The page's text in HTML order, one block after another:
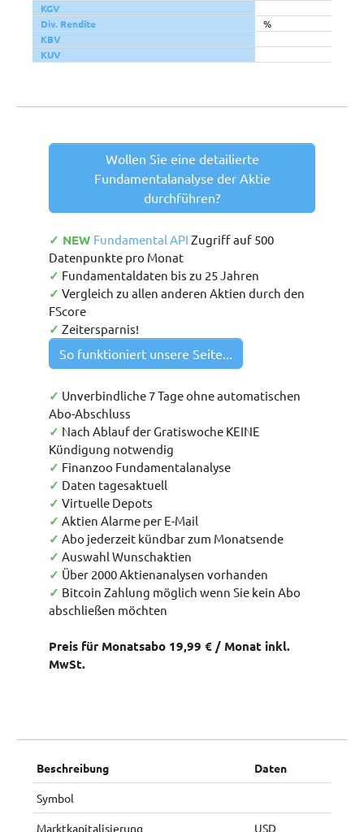
KGV
Div. Rendite
%
KBV
KUV
Wollen Sie eine detailierte
Fundamentalanalyse der Aktie
durchführen?
✓ NEW Fundamental API Zugriff auf 500
Datenpunkte pro Monat
✓ Fundamentaldaten bis zu 25 Jahren
✓ Vergleich zu allen anderen Aktien durch den
FScore
✓ Zeitersparnis!
So funktioniert unsere Seite...
✓ Unverbindliche 7 Tage ohne automatischen
Abo-Abschluss
✓ Nach Ablauf der Gratiswoche KEINE
Kündigung notwendig
✓ Finanzoo Fundamentalanalyse
✓ Daten tagesaktuell
✓ Virtuelle Depots
✓ Aktien Alarme per E-Mail
✓ Abo jederzeit kündbar zum Monatsende
✓ Auswahl Wunschaktien
✓ Über 2000 Aktienanalysen vorhanden
✓ Bitcoin Zahlung möglich wenn Sie kein Abo
abschließen möchten
Preis für Monatsabo 19,99 € / Monat inkl.
MwSt.
Beschreibung Daten
Symbol
Marktkapitalisierung USD